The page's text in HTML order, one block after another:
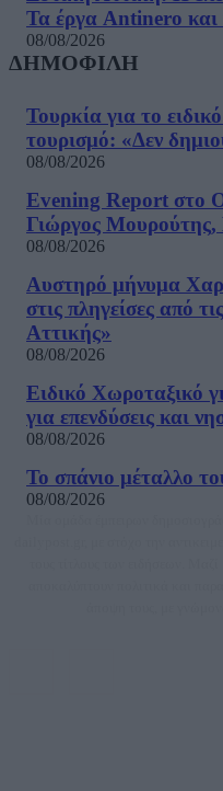
Τα έργα Antinero
08/08/2026
ΔΗΜΟΦΙΛΗ
Τουρκία για το
τουρισμό: «Δεν
08/08/2026
Evening Report στο
Γιώργος
08/08/2026
Αυστηρό μήνυμα
στις πληγείσες από
Αττικής»
08/08/2026
Ειδικό Χωροταξικό
για επενδύσεις και
08/08/2026
Το σπάνιο μέταλλο
08/08/2026